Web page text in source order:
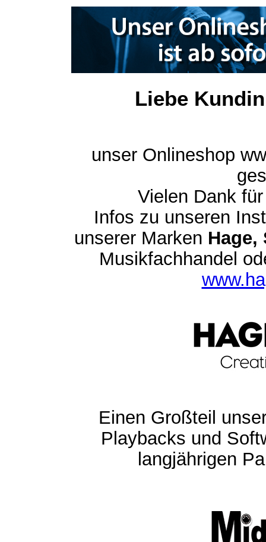
Liebe
unser Onlineshop
Vielen Dank
Infos zu unseren
unserer Marken Hage,
Musikfachhandel
Einen Großteil
Playbacks und
langjährigen